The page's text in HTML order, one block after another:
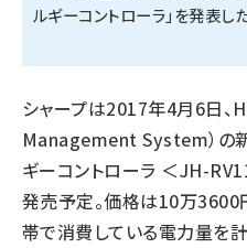
タンデム (150)
ルギーコントローラ」を発表した
シャープは2017年4月6日、
Management System）の
ギーコントローラ ＜JH-
発売予定。価格は10万3600
帯で消費している電力量を